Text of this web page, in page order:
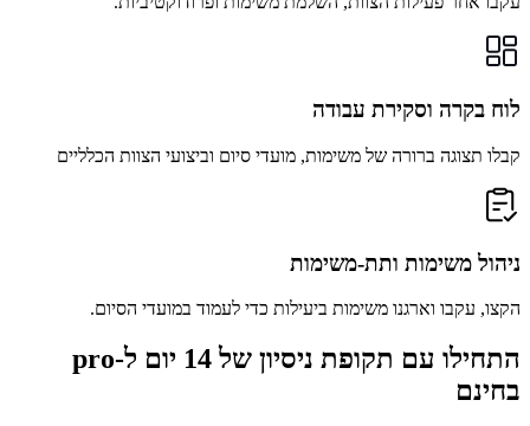
לוח בקרה וסקירת עבודה
קבלו תצוגה ברורה של משימות, מועדי סיום וביצועי הצוות הכלליים
ניהול משימות ותת-משימות
הקצו, עקבו וארגנו משימות ביעילות כדי לעמוד במועדי הסיום.
התחילו עם תקופת ניסיון של 14 יום ל-pro
בחינם